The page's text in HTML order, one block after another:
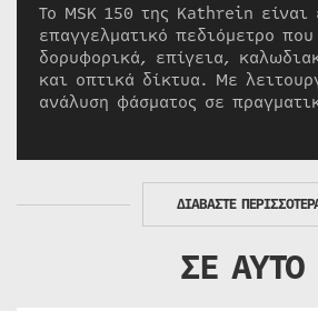
Το MSK 150 της Kathrein είναι
επαγγελματικό πεδιόμετρο που
δορυφορικά, επίγεια,
και οπτικά δίκτυα. Με
ανάλυση φάσματος σε
ΔΙΑΒΑΣΤΕ
ΣΕ